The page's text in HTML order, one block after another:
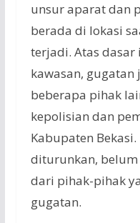
unsur aparat dan
berada di lokasi
terjadi. Atas dasar
kawasan,
beberapa pihak
kepolisian dan
Kabupaten
diturunkan, belum
dari pihak-pihak
gugatan.